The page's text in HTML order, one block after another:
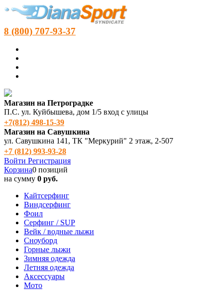
8 (800) 707-93-37
Магазин на Петроградке
П.С. ул. Куйбышева, дом 1/5 вход с улицы
+7(812) 498‑15-39
Магазин на Савушкина
ул. Савушкина 141, ТК "Меркурий" 2 этаж, 2-507
+7 (812) 993-93-28
Войти Регистрация
Корзина0 позиций
на сумму 0 руб.
Кайтсерфинг
Виндсерфинг
Фоил
Серфинг / SUP
Вейк / водные лыжи
Сноуборд
Горные лыжи
Зимняя одежда
Летняя одежда
Аксессуары
Мото